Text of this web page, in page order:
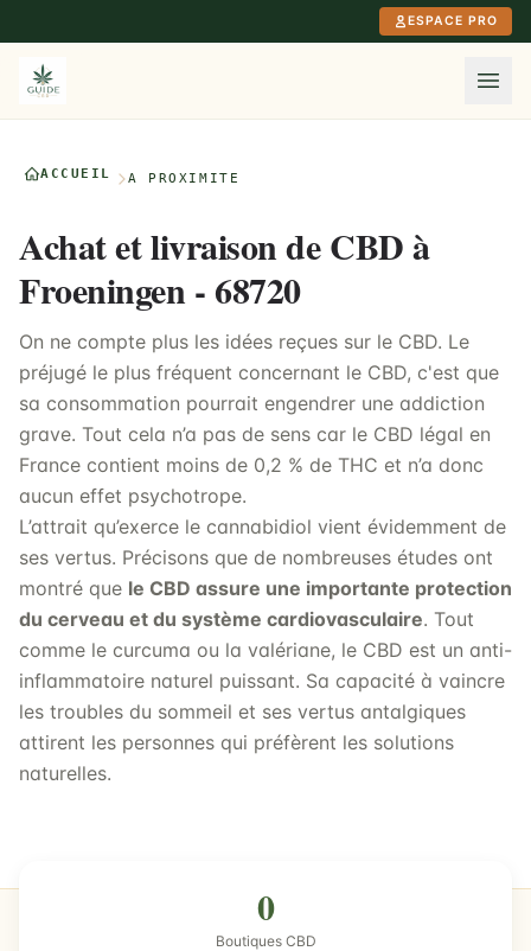
ESPACE PRO
ACCUEIL À PROXIMITÉ
Achat et livraison de CBD à
Froeningen - 68720
On ne compte plus les idées reçues sur le CBD. Le
préjugé le plus fréquent concernant le CBD, c'est que
sa consommation pourrait engendrer une addiction
grave. Tout cela n’a pas de sens car le CBD légal en
France contient moins de 0,2 % de THC et n’a donc
aucun effet psychotrope.
L’attrait qu’exerce le cannabidiol vient évidemment de
ses vertus. Précisons que de nombreuses études ont
montré que le CBD assure une importante protection
du cerveau et du système cardiovasculaire. Tout
comme le curcuma ou la valériane, le CBD est un anti-
inflammatoire naturel puissant. Sa capacité à vaincre
les troubles du sommeil et ses vertus antalgiques
attirent les personnes qui préfèrent les solutions
naturelles.
0
Boutiques CBD